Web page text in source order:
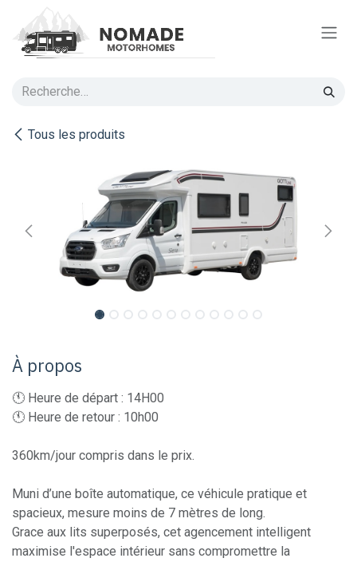
Tous les produits
À propos
🕚 Heure de départ : 14H00
🕚 Heure de retour : 10h00
360km/jour compris dans le prix.
Muni d’une boîte automatique, ce véhicule pratique et
spacieux, mesure moins de 7 mètres de long.
Grace aux lits superposés, cet agencement intelligent
maximise l'espace intérieur sans compromettre la